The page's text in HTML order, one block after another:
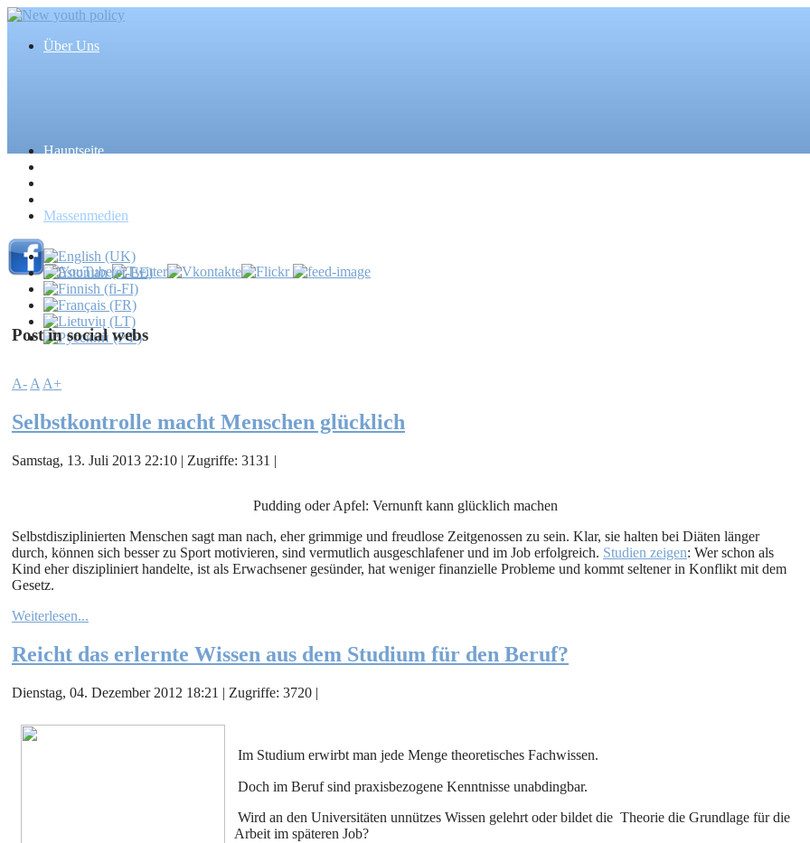
Über Uns
Hauptseite
Massenmedien
Post in social webs
A-AA+
Selbstkontrolle macht Menschen glücklich
Samstag, 13. Juli 2013 22:10 | Zugriffe: 3131 |
Pudding oder Apfel: Vernunft kann glücklich machen
Selbstdisziplinierten Menschen sagt man nach, eher grimmige und freudlose Zeitgenossen zu sein. Klar, sie halten bei Diäten länger
durch, können sich besser zu Sport motivieren, sind vermutlich ausgeschlafener und im Job erfolgreich. Studien zeigen: Wer schon als
Kind eher diszipliniert handelte, ist als Erwachsener gesünder, hat weniger finanzielle Probleme und kommt seltener in Konflikt mit dem
Gesetz.
Weiterlesen...
Reicht das erlernte Wissen aus dem Studium für den Beruf?
Dienstag, 04. Dezember 2012 18:21 | Zugriffe: 3720 |
Im Studium erwirbt man jede Menge theoretisches Fachwissen.
Doch im Beruf sind praxisbezogene Kenntnisse unabdingbar.
Wird an den Universitäten unnützes Wissen gelehrt oder bildet die Theorie die Grundlage für die
Arbeit im späteren Job?